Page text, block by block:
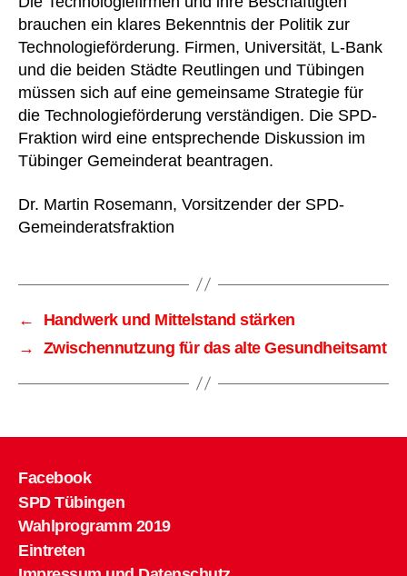
brauchen ein klares Bekenntnis der Politik zur
Technologieförderung. Firmen, Universität, L-Bank
und die beiden Städte Reutlingen und Tübingen
müssen sich auf eine gemeinsame Strategie für
die Technologieförderung verständigen. Die SPD-
Fraktion wird eine entsprechende Diskussion im
Tübinger Gemeinderat beantragen.
Dr. Martin Rosemann, Vorsitzender der SPD-
Gemeinderatsfraktion
←
Handwerk und Mittelstand stärken
→
Zwischennutzung für das alte Gesundheitsamt
Facebook
SPD Tübingen
Wahlprogramm 2019
Eintreten